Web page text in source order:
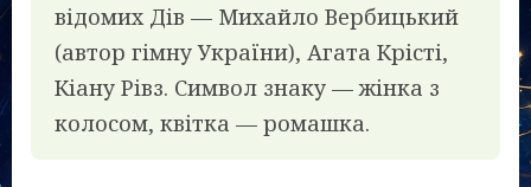
відомих Дів — Михайло Вербицький
(автор гімну України), Агата Крісті,
Кіану Рівз. Символ знаку — жінка з
колосом, квітка — ромашка.